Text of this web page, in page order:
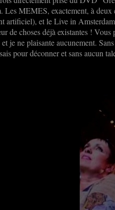
Les MEMES, exactement, à deux
artificiel), et le Live in
de choses déjà existantes !
je ne plaisante aucunement.
pour déconner et sans aucun